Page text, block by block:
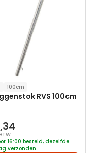
100cm
RVS 100cm
16:00 besteld, dezelfde
verzonden